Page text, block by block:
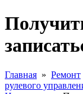
Главная » Ремонт
рулевого